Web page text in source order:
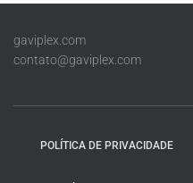
gaviplex.com
contato@gaviplex.com
POLÍTICA DE PRIVACIDADE